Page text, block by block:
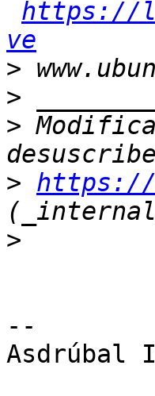
https://
ve
>
>
>
> https://
>
--
Asdrúbal